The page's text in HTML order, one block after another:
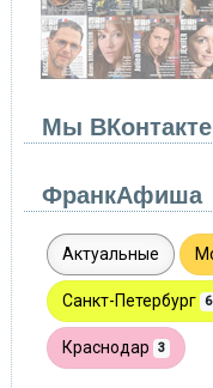
Мы ВКонтакте
ФранкАфиша